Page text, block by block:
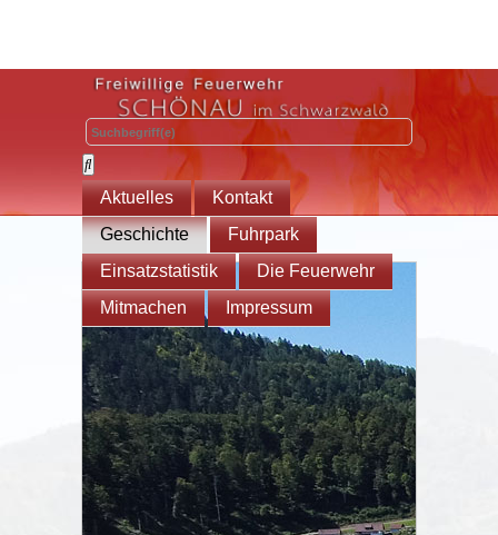
Aktuelles
Kontakt
Geschichte
Fuhrpark
Einsatzstatistik
Die Feuerwehr
Mitmachen
Impressum